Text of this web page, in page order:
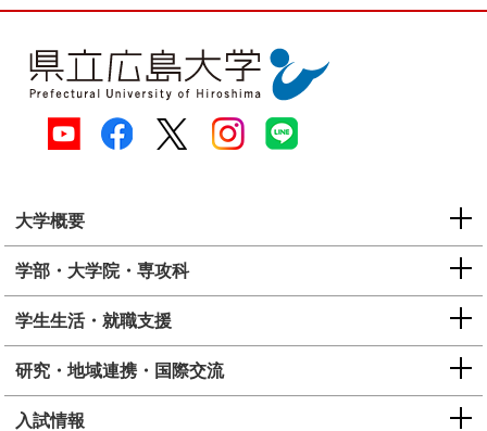
大学概要
学部・大学院・専攻科
学生生活・就職支援
研究・地域連携・国際交流
入試情報